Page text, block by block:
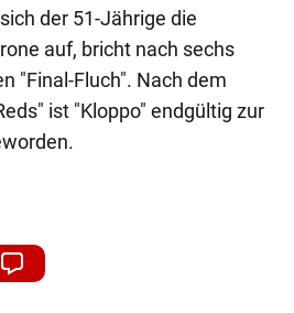
der 51-Jährige die
auf, bricht nach sechs
"Final-Fluch". Nach dem
ist "Kloppo" endgültig zur